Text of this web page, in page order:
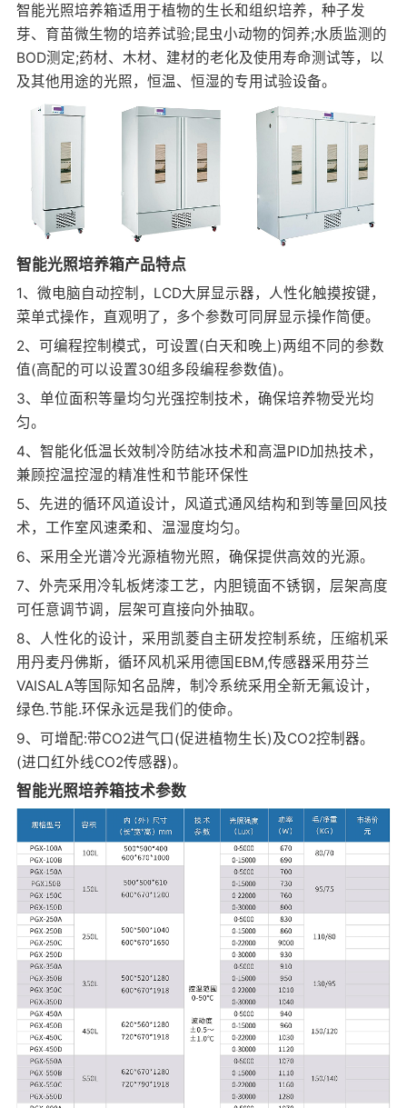
智能光照培养箱适用于植物的生长和组织培养，种子发
芽、育苗微生物的培养试验;昆虫小动物的饲养;水质监测的
BOD测定;药材、木材、建材的老化及使用寿命测试等，以
及其他用途的光照，恒温、恒湿的专用试验设备。
智能光照培养箱产品特点
1、微电脑自动控制，LCD大屏显示器，人性化触摸按键，
菜单式操作，直观明了，多个参数可同屏显示操作简便。
2、可编程控制模式，可设置(白天和晚上)两组不同的参数
值(高配的可以设置30组多段编程参数值)。
3、单位面积等量均匀光强控制技术，确保培养物受光均
匀。
4、智能化低温长效制冷防结冰技术和高温PID加热技术，
兼顾控温控湿的精准性和节能环保性
5、先进的循环风道设计，风道式通风结构和到等量回风技
术，工作室风速柔和、温湿度均匀。
6、采用全光谱冷光源植物光照，确保提供高效的光源。
7、外壳采用冷轧板烤漆工艺，内胆镜面不锈钢，层架高度
可任意调节调，层架可直接向外抽取。
8、人性化的设计，采用凯菱自主研发控制系统，压缩机采
用丹麦丹佛斯，循环风机采用德国EBM,传感器采用芬兰
VAISALA等国际知名品牌，制冷系统采用全新无氟设计，
绿色.节能.环保永远是我们的使命。
9、可增配:带CO2进气口(促进植物生长)及CO2控制器。
(进口红外线CO2传感器)。
智能光照培养箱技术参数